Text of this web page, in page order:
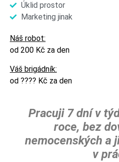
Úklid prostor
Marketing jinak
Náš robot:
od 200 Kč za den
Váš brigádník:
od ???? Kč za den
Pracuji 7 dní v
roce, bez
nemocenských a
v